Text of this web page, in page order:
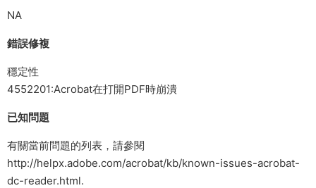
NA
錯誤修複
穩定性
4552201:Acrobat在打開PDF時崩潰
已知問題
有關當前問題的列表，請參閱
http://helpx.adobe.com/acrobat/kb/known-issues-acrobat-
dc-reader.html.